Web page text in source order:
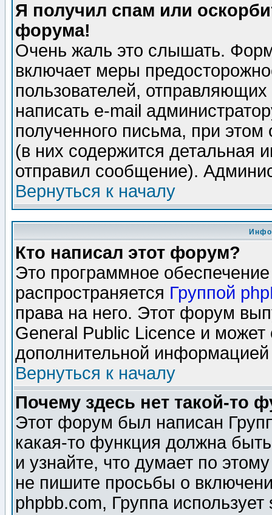
Я получил спам или
форума!
Очень жаль это слышать.
включает меры
пользователей,
написать e-mail
полученного письма, при этом
(в них содержится детальная
отправил сообщение).
Вернуться к началу
Кто написал этот форум?
Это программное
распространяется Группой
права на него. Этот форум
General Public Licence и может
дополнительной
Вернуться к началу
Почему здесь нет такой-то
Этот форум был написан
какая-то функция должна
и узнайте, что думает по
не пишите просьбы о
phpbb.com, Группа